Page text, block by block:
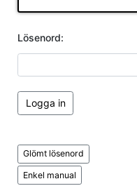
Lösenord:
Logga in
Glömt lösenord
Enkel manual